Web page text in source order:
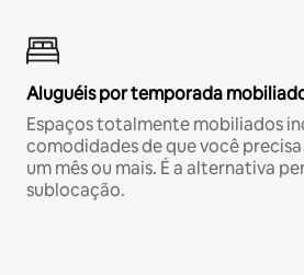
Aluguéis por temporada
Espaços totalmente mobiliados
comodidades de que você
um mês ou mais. É a alternativa
sublocação.